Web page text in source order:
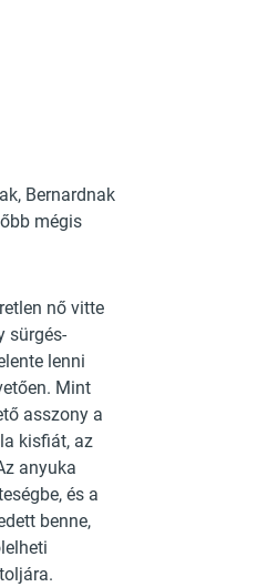
Bernardnak
mégis
nő vitte
sürgés-
lenni
Mint
asszony a
kisfiát, az
anyuka
és a
benne,